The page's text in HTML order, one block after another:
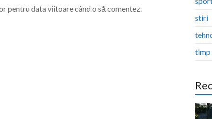
pentru data viitoare când o să comentez.
stiri
timp